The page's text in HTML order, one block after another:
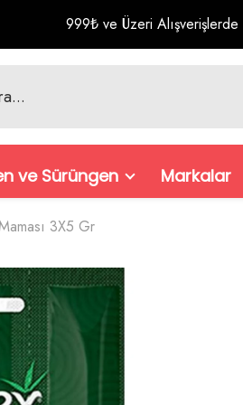
999₺ ve Üzeri Alışverişlerde
ve Sürüngen Markalar
3X5 Gr